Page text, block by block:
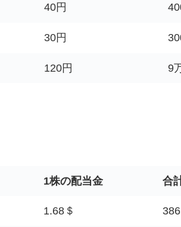
40円
30円
120円 9
1株の配当金 合
1.68＄